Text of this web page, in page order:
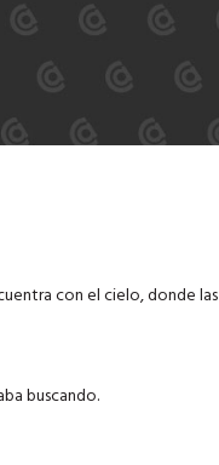
con el cielo, donde las
buscando.